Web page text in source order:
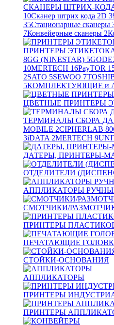
СКАНЕРЫ ШТРИХ-
10Сканер штрих кода 2D
35Стационарные сканеры
7Конвейерные сканеры 2
ПРИНТЕРЫ ЭТИКЕТОК
8GG (NINESTAR) 5
10MERTECH 16PayTOR
2SATO 5SEWOO 7
5КОМПЛЕКТУЮЩИЕ и
ЦВЕТНЫЕ ПРИНТЕРЫ
ТЕРМИНАЛЫ СБОРА
MOBILE 2CIPHERLAB 80
3iDATA 2MERTECH 9
ДАТЕРЫ, ПРИНТЕРЫ-
ОТДЕЛИТЕЛИ
АППЛИКАТОРЫ
СМОТЧИКИ/
ПРИНТЕРЫ
ПЕЧАТАЮЩИЕ
СТОЙКИ-ОСНОВАНИЯ
АППЛИКАТОРЫ
ПРИНТЕРЫ
ПРИНТЕРЫ